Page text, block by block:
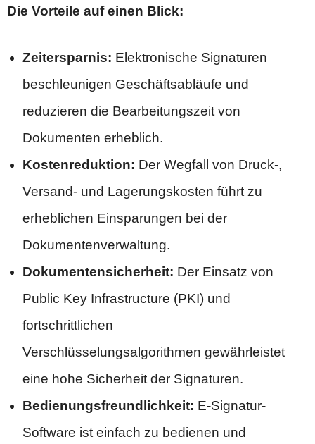
Die Vorteile auf einen Blick:
Zeitersparnis: Elektronische Signaturen
beschleunigen Geschäftsabläufe und
reduzieren die Bearbeitungszeit von
Dokumenten erheblich.
Kostenreduktion: Der Wegfall von Druck-,
Versand- und Lagerungskosten führt zu
erheblichen Einsparungen bei der
Dokumentenverwaltung.
Dokumentensicherheit: Der Einsatz von
Public Key Infrastructure (PKI) und
fortschrittlichen
Verschlüsselungsalgorithmen gewährleistet
eine hohe Sicherheit der Signaturen.
Bedienungsfreundlichkeit: E-Signatur-
Software ist einfach zu bedienen und